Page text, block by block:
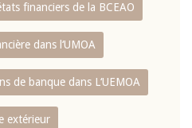
financiers de la BCEAO
dans l‘UMOA
de banque dans L‘UEMOA
extérieur